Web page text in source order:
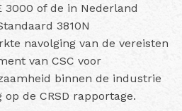
3000 of de in Nederland
3810N
navolging van de vereisten
van CSC voor
binnen de industrie
de CRSD rapportage.